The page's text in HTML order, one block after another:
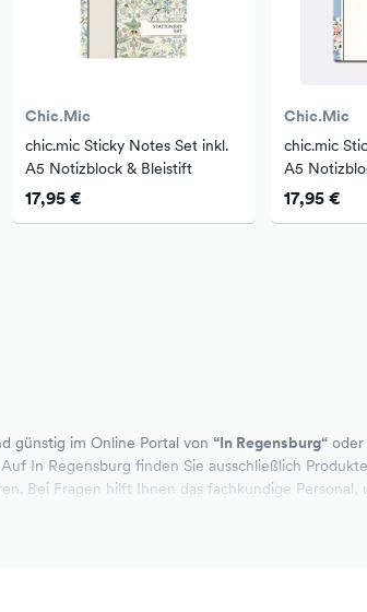
Chic.Mic
chic.mic Sticky Notes Set inkl.
A5 Notizblock & Bleistift
17,95 €
Chic.Mic
chic.mic
A5
17,95 €
günstig im Online Portal von “In Regensburg“ oder
In Regensburg finden Sie ausschließlich
Bei Fragen hilft Ihnen das fachkundige